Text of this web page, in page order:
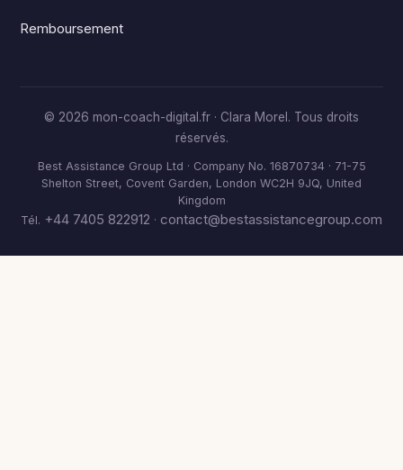
Remboursement
© 2026 mon-coach-digital.fr · Clara Morel. Tous droits
réservés.
Best Assistance Group Ltd · Company No. 16870734 · 71-75
Shelton Street, Covent Garden, London WC2H 9JQ, United
Kingdom
Tél. +44 7405 822912 · contact@bestassistancegroup.com